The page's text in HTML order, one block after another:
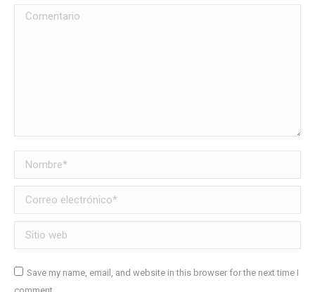
Comentario
Nombre *
Correo electrónico *
Sitio web
Save my name, email, and website in this browser for the next time I